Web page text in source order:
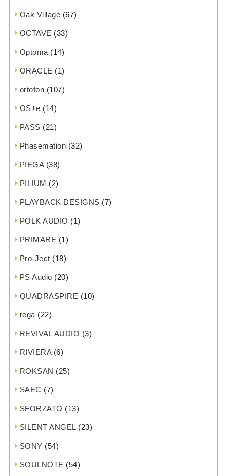
Oak Village (67)
OCTAVE (33)
Optoma (14)
ORACLE (1)
ortofon (107)
OS+e (14)
PASS (21)
Phasemation (32)
PIEGA(38)
PILIUM (2)
PLAYBACK DESIGNS (7)
POLK AUDIO (1)
PRIMARE (1)
Pro-Ject (18)
PS Audio (20)
QUADRASPIRE (10)
rega (22)
REVIVAL AUDIO (3)
RIVIERA(6)
ROKSAN (25)
SAEC (7)
SFORZATO (13)
SILENT ANGEL(23)
SONY (54)
SOULNOTE (54)